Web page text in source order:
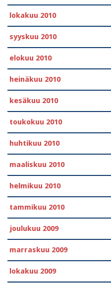
lokakuu 2010
syyskuu 2010
elokuu 2010
heinäkuu 2010
kesäkuu 2010
toukokuu 2010
huhtikuu 2010
maaliskuu 2010
helmikuu 2010
tammikuu 2010
joulukuu 2009
marraskuu 2009
lokakuu 2009